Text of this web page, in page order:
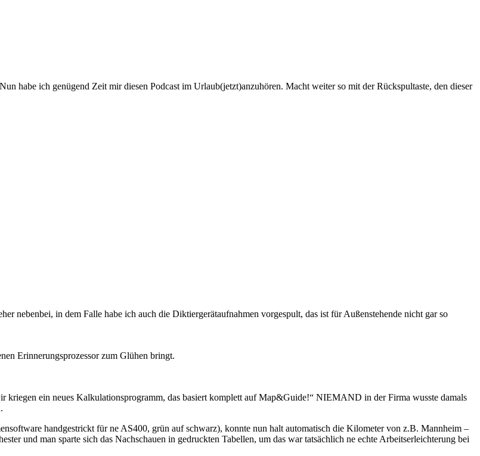
habe ich genügend Zeit mir diesen Podcast im Urlaub(jetzt)anzuhören. Macht weiter so mit der Rückspultaste, den dieser
nebenbei, in dem Falle habe ich auch die Diktiergerätaufnahmen vorgespult, das ist für Außenstehende nicht gar so
Erinnerungsprozessor zum Glühen bringt.
ein neues Kalkulationsprogramm, das basiert komplett auf Map&Guide!“ NIEMAND in der Firma wusste damals
handgestrickt für ne AS400, grün auf schwarz), konnte nun halt automatisch die Kilometer von z.B. Mannheim –
und man sparte sich das Nachschauen in gedruckten Tabellen, um das war tatsächlich ne echte Arbeitserleichterung bei